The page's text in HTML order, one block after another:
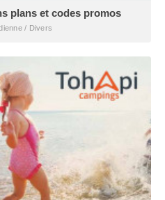
plans et codes promos
/ Divers